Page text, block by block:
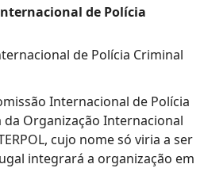
de Polícia
de Polícia Criminal
Internacional de Polícia
da Organização Internacional
cujo nome só viria a ser
integrará a organização em